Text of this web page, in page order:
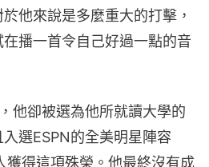
他來說是多麼重大的打擊，
播一首令自己好過一點的音
他卻被選為他所就讀大學的
選ESPN的全美明星陣容
得這項殊榮。他最終沒有成